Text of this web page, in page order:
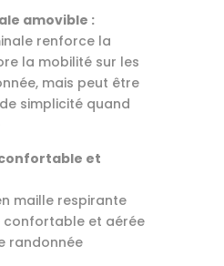
amovible :
renforce la
la mobilité sur les
mais peut être
simplicité quand
et
maille respirante
confortable et aérée
randonnée